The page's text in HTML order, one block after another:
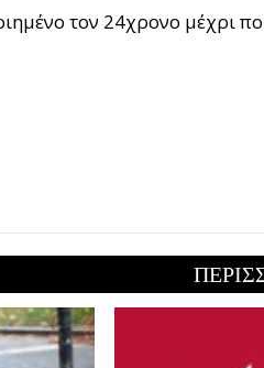
τον 24χρονο μέχρι